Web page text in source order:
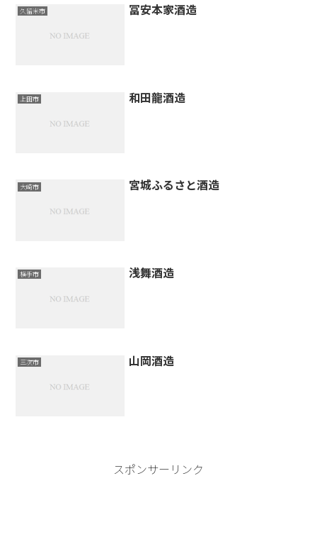
久留米市 冨安本家酒造
上田市 和田龍酒造
大崎市 宮城ふるさと酒造
横手市 浅舞酒造
三次市 山岡酒造
スポンサーリンク